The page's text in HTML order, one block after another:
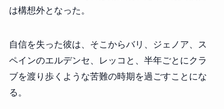
は構想外となった。
自信を失った彼は、そこからバリ、ジェノア、ス
ペインのエルデンセ、レッコと、半年ごとにクラ
ブを渡り歩くような苦難の時期を過ごすことにな
る。